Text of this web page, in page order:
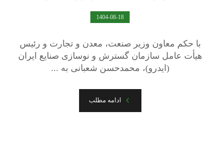
1404-08-18
با حکم معاون وزیر صنعت، معدن و تجارت و رئیس
هیأت عامل سازمان گسترش و نوسازی صنایع ایران
(ایدرو)، محمدحسن شعبانی به ...
ادامه مطلب